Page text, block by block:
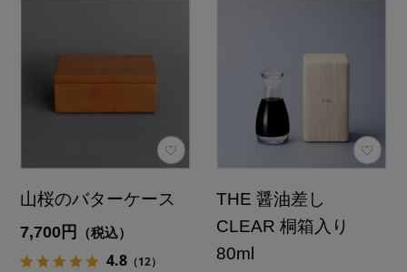
山桜のバターケース
7,700円 （税込）
4.8 （12）
THE 醤油差し
CLEAR 桐箱入り
80ml